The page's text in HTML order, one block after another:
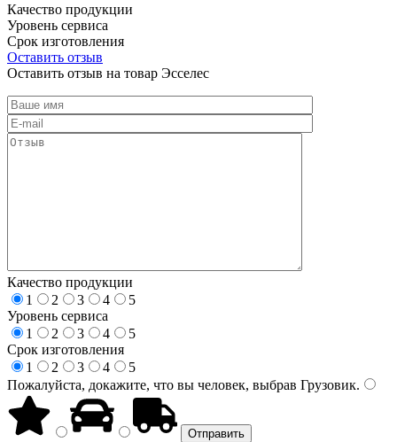
Качество продукции
Уровень сервиса
Срок изготовления
Оставить отзыв
Оставить отзыв на товар Эсселес
Качество продукции
1
2 3 4
5
Уровень сервиса
1
2 3 4
5
Срок изготовления
1
2 3 4
5
Пожалуйста, докажите, что вы человек, выбрав Грузовик.